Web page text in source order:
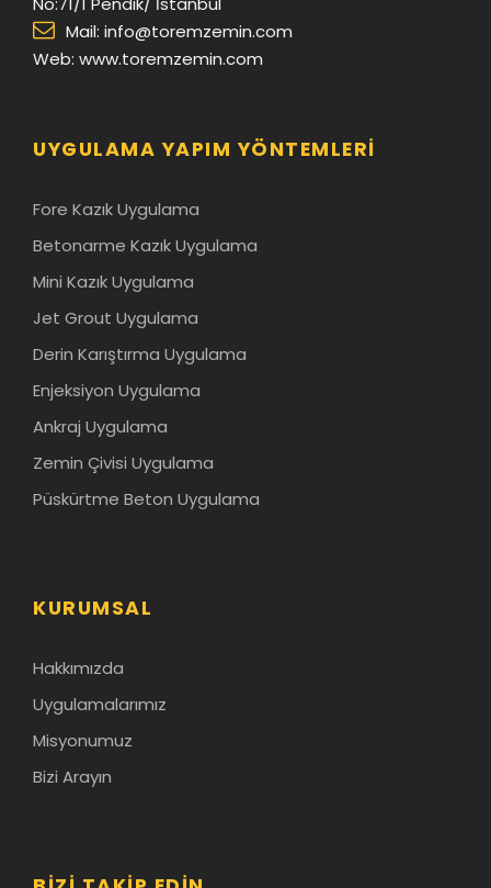
Mail: info@toremzemin.com
Web: www.toremzemin.com
UYGULAMA YAPIM YÖNTEMLERI
Fore Kazık Uygulama
Betonarme Kazık Uygulama
Mini Kazık Uygulama
Jet Grout Uygulama
Derin Karıştırma Uygulama
Enjeksiyon Uygulama
Ankraj Uygulama
Zemin Çivisi Uygulama
Püskürtme Beton Uygulama
KURUMSAL
Hakkımızda
Uygulamalarımız
Misyonumuz
Bizi Arayın